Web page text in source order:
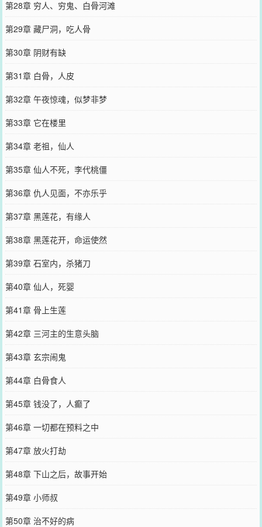
第28章 穷人、穷鬼、白骨河滩
第29章 藏尸洞，吃人骨
第30章 阴财有缺
第31章 白骨，人皮
第32章 午夜惊魂，似梦非梦
第33章 它在楼里
第34章 老祖，仙人
第35章 仙人不死，李代桃僵
第36章 仇人见面，不亦乐乎
第37章 黑莲花，有缘人
第38章 黑莲花开，命运使然
第39章 石室内，杀猪刀
第40章 仙人，死婴
第41章 骨上生莲
第42章 三河主的生意头脑
第43章 玄宗闹鬼
第44章 白骨食人
第45章 钱没了，人癫了
第46章 一切都在预料之中
第47章 放火打劫
第48章 下山之后，故事开始
第49章 小师叔
第50章 治不好的病